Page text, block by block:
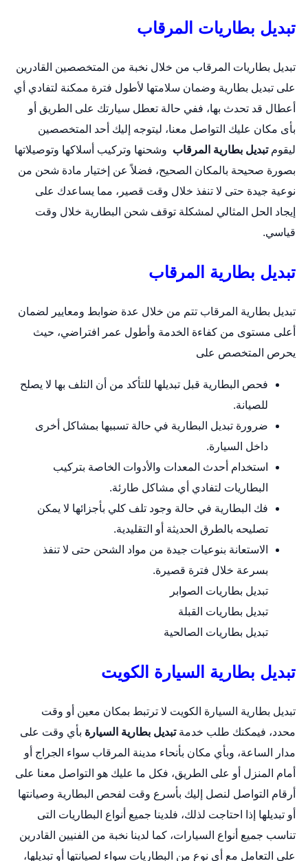
تبديل بطاريات المرقاب
تبديل بطاريات المرقاب من خلال نخبة من المتخصصين القادرين
على تبديل بطارية وضمان سلامتها لأطول فترة ممكنة لتفادي أي
أعطال قد تحدث بها، ففي حالة تعطل سيارتك على الطريق أو
بأى مكان عليك التواصل معنا، ليتوجه إليك أحد المتخصصين
ليقومتبديل بطارية المرقاب وشحنها وتركيب أسلاكها وتوصيلاتها
بصورة صحيحة بالمكان الصحيح، فضلاً عن إختيار مادة شحن من
نوعية جيدة حتى لا تنفذ خلال وقت قصير، مما يساعدك على
إيجاد الحل المثالي لمشكلة توقف شحن البطارية خلال وقت
قياسي.
تبديل بطارية المرقاب
تبديل بطارية المرقاب تتم من خلال عدة ضوابط ومعايير لضمان
أعلى مستوى من كفاءة الخدمة وأطول عمر افتراضي، حيث
يحرص المتخصص على
فحص البطارية قبل تبديلها للتأكد من أن التلف بها لا يصلح
للصيانة.
ضرورة تبديل البطارية في حالة تسببها بمشاكل أخرى
داخل السيارة.
استخدام أحدث المعدات والأدوات الخاصة بتركيب
البطاريات لتفادي أي مشاكل طارئة.
فك البطارية في حالة وجود تلف كلي بأجزائها لا يمكن
تصليحه بالطرق الحديثة أو التقليدية.
الاستعانة بنوعيات جيدة من مواد الشحن حتى لا تنفذ
بسرعة خلال فترة قصيرة.
تبديل بطاريات الصوابر
تبديل بطاريات القبلة
تبديل بطاريات الصالحية
تبديل بطارية السيارة الكويت
تبديل بطارية السيارة الكويت لا ترتبط بمكان معين أو وقت
محدد، فيمكنك طلب خدمةتبديل بطارية السيارة بأي وقت على
مدار الساعة، وبأي مكان بأنحاء مدينة المرقاب سواء الجراج أو
أمام المنزل أو على الطريق، فكل ما عليك هو التواصل معنا على
أرقام التواصل لنصل إليك بأسرع وقت لفحص البطارية وصيانتها
أو تبديلها إذا احتاجت لذلك، فلدينا جميع أنواع البطاريات التى
تناسب جميع أنواع السيارات، كما لدينا نخبة من الفنيين القادرين
على التعامل مع أي نوع من البطاريات سواء لصيانتها أو تبديلها،